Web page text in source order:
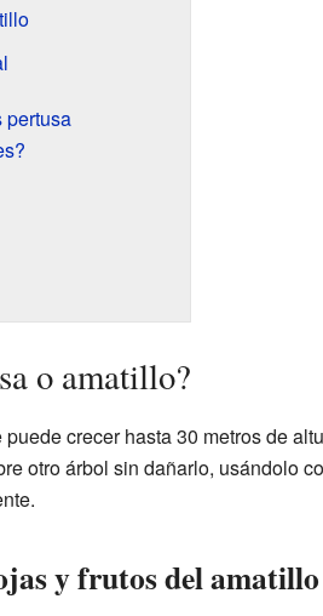
o amatillo?
crecer hasta 30 metros de
otro árbol sin dañarlo, usándolo
y frutos del amatillo